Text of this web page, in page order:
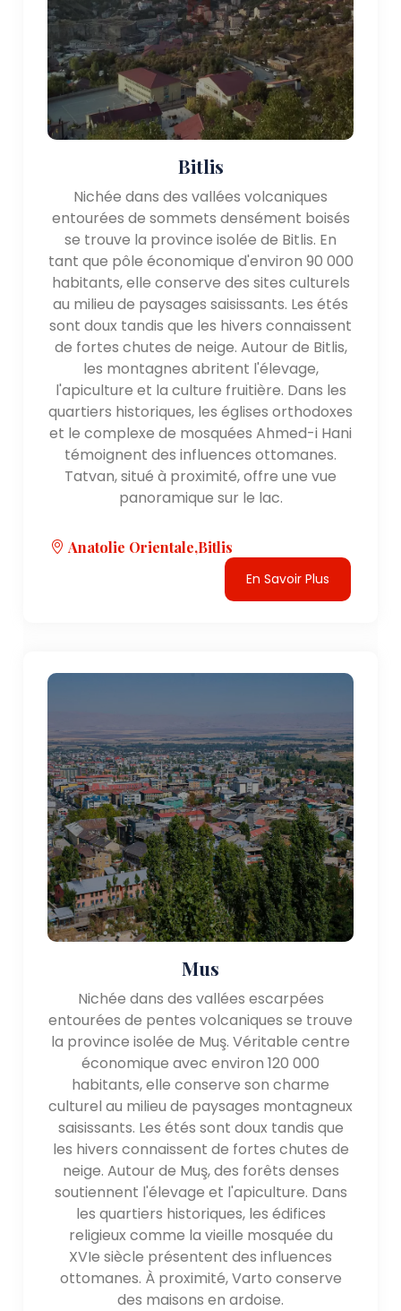
Bitlis
Nichée dans des vallées volcaniques
entourées de sommets densément boisés
se trouve la province isolée de Bitlis. En
tant que pôle économique d'environ 90 000
habitants, elle conserve des sites culturels
au milieu de paysages saisissants. Les étés
sont doux tandis que les hivers connaissent
de fortes chutes de neige. Autour de Bitlis,
les montagnes abritent l'élevage,
l'apiculture et la culture fruitière. Dans les
quartiers historiques, les églises orthodoxes
et le complexe de mosquées Ahmed-i Hani
témoignent des influences ottomanes.
Tatvan, situé à proximité, offre une vue
panoramique sur le lac.
Anatolie Orientale,Bitlis
En Savoir Plus
Mus
Nichée dans des vallées escarpées
entourées de pentes volcaniques se trouve
la province isolée de Muş. Véritable centre
économique avec environ 120 000
habitants, elle conserve son charme
culturel au milieu de paysages montagneux
saisissants. Les étés sont doux tandis que
les hivers connaissent de fortes chutes de
neige. Autour de Muş, des forêts denses
soutiennent l'élevage et l'apiculture. Dans
les quartiers historiques, les édifices
religieux comme la vieille mosquée du
XVIe siècle présentent des influences
ottomanes. À proximité, Varto conserve
des maisons en ardoise.